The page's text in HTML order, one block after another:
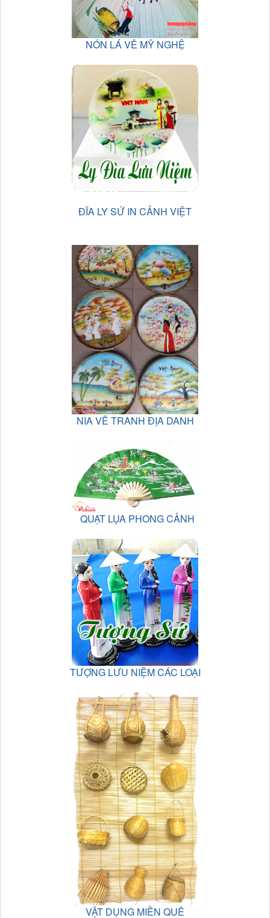
NÓN LÁ VẼ MỸ NGHỆ
ĐĨA LY SỨ IN CẢNH VIỆT
NIA VẼ TRANH ĐỊA DANH
QUẠT LỤA PHONG CẢNH
TƯỢNG LƯU NIỆM CÁC LOẠI
VẬT DỤNG MIỀN QUÊ